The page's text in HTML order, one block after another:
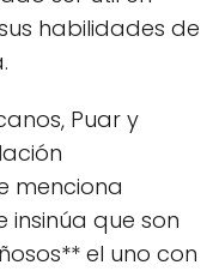
habilidades de
Puar y
menciona
insinúa que son
el uno con